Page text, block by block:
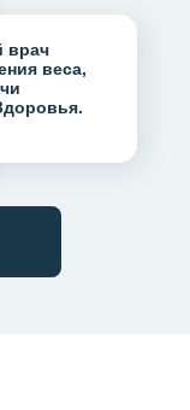
врач
веса,